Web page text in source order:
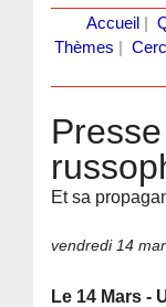
Accueil
Thèmes
Et sa
vendredi 14
Le 14 Mars -